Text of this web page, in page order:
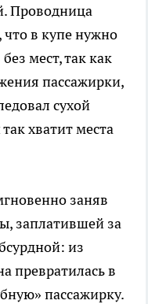
Проводница
что в купе нужно
мест, так как
пассажирки,
сухой
хватит места
заняв
заплатившей за
из
превратилась в
пассажирку.